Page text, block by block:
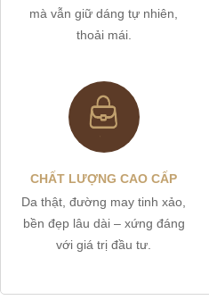
mà vẫn giữ dáng tự nhiên,
thoải mái.
CHẤT LƯỢNG CAO CẤP
Da thật, đường may tinh xảo,
bền đẹp lâu dài – xứng đáng
với giá trị đầu tư.